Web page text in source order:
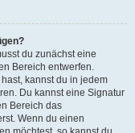
du zunächst eine
Bereich entwerfen.
kannst du in jedem
Du kannst eine Signatur
Bereich das
Wenn du einen